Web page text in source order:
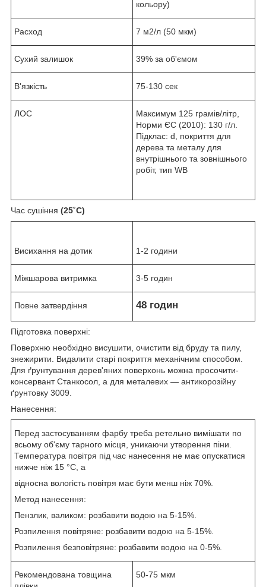
кольору)
Расход 7 м2/л (50 мкм)
Сухий залишок 39% за об'ємом
В'язкість 75-130 сек
ЛОС
Максимум 125 грамів/літр,
Норми ЄС (2010): 130 г/л.
Підклас: d, покриття для
дерева та металу для
внутрішнього та зовнішнього
робіт, тип WB
Час сушіння (25˚C)
Висихання на дотик 1-2 години
Міжшарова витримка 3-5 годин
Повне затвердіння 48 годин
Підготовка поверхні:
Поверхню необхідно висушити, очистити від бруду та пилу,
знежирити. Видалити старі покриття механічним способом.
Для ґрунтування дерев'яних поверхонь можна просочити-
консервант Станкосол, а для металевих — антикорозійну
ґрунтовку 3009.
Нанесення:
Перед застосуванням фарбу треба ретельно вимішати по
всьому об'єму тарного місця, уникаючи утворення піни.
Температура повітря під час нанесення не має опускатися
нижче ніж 15 °C, а
відносна вологість повітря має бути менш ніж 70%.
Метод нанесення:
Пензлик, валиком: розбавити водою на 5-15%.
Розпилення повітряне: розбавити водою на 5-15%.
Розпилення безповітряне: розбавити водою на 0-5%.
Рекомендована товщина
50-75 мкм